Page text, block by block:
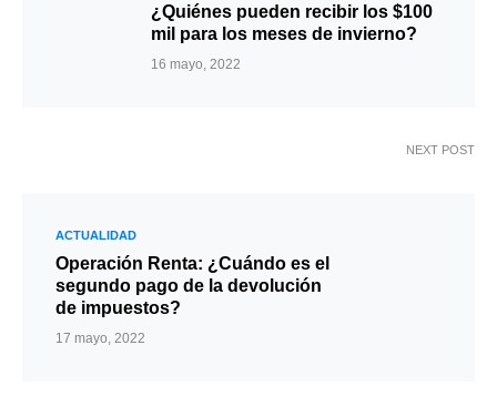
¿Quiénes pueden recibir los $100
mil para los meses de invierno?
16 mayo, 2022
NEXT POST
ACTUALIDAD
Operación Renta: ¿Cuándo es el
segundo pago de la devolución
de impuestos?
17 mayo, 2022